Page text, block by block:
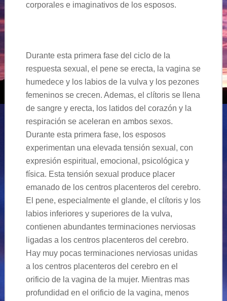
corporales e imaginativos de los esposos.
Durante esta primera fase del ciclo de la
respuesta sexual, el pene se erecta, la vagina se
humedece y los labios de la vulva y los pezones
femeninos se crecen. Ademas, el clítoris se llena
de sangre y erecta, los latidos del corazón y la
respiración se aceleran en ambos sexos.
Durante esta primera fase, los esposos
experimentan una elevada tensión sexual, con
expresión espiritual, emocional, psicológica y
física. Esta tensión sexual produce placer
emanado de los centros placenteros del cerebro.
El pene, especialmente el glande, el clítoris y los
labios inferiores y superiores de la vulva,
contienen abundantes terminaciones nerviosas
ligadas a los centros placenteros del cerebro.
Hay muy pocas terminaciones nerviosas unidas
a los centros placenteros del cerebro en el
orificio de la vagina de la mujer. Mientras mas
profundidad en el orificio de la vagina, menos